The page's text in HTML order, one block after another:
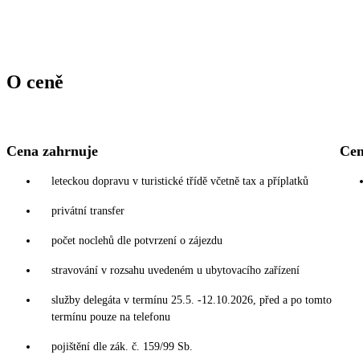
O ceně
Cena zahrnuje
leteckou dopravu v turistické třídě včetně tax a příplatků
privátní transfer
počet noclehů dle potvrzení o zájezdu
stravování v rozsahu uvedeném u ubytovacího zařízení
služby delegáta v termínu 25.5. -12.10.2026, před a po tomto
termínu pouze na telefonu
pojištění dle zák. č. 159/99 Sb.